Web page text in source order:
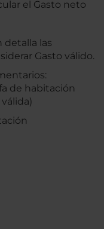
el Gasto neto
detalla las
Gasto válido.
de habitación